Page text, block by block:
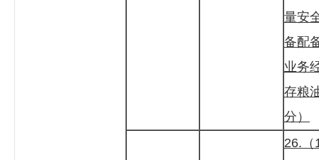
量安
备配
业务
存粮
分）
26.（